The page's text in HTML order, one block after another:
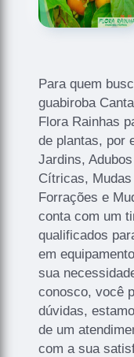
Para quem
guabiroba
Flora Rainhas
de plantas, por
Jardins,
Cítricas,
Forrações e
conta com um
qualificados
em
sua
conosco, você
dúvidas,
de um
com a sua